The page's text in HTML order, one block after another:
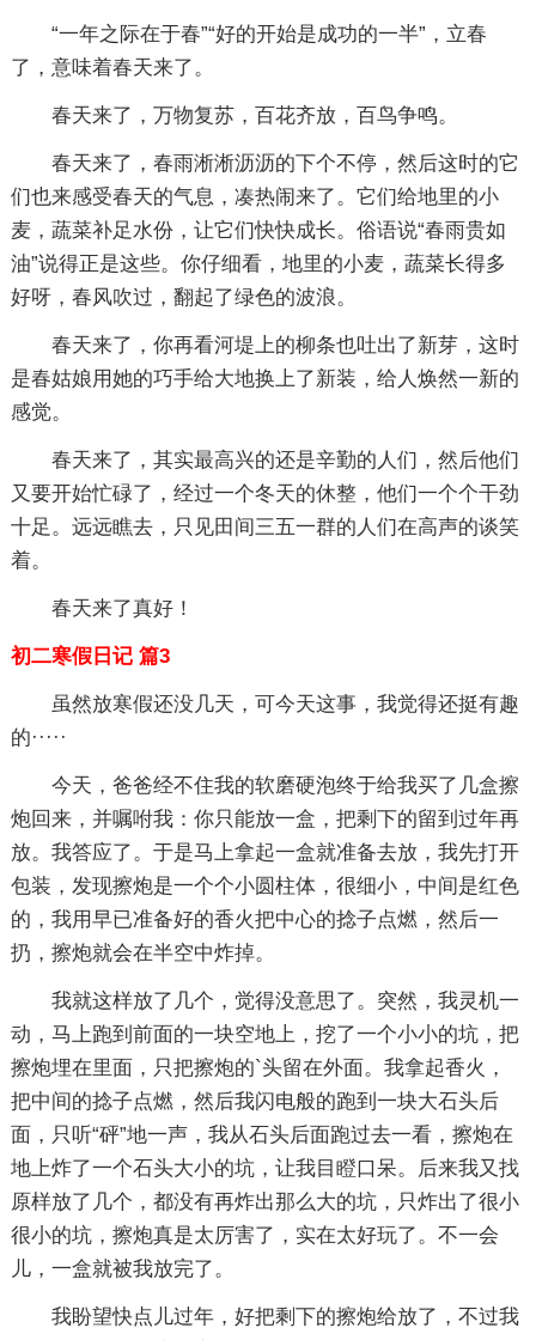
“一年之际在于春”“好的开始是成功的一半”，立春
了，意味着春天来了。
春天来了，万物复苏，百花齐放，百鸟争鸣。
春天来了，春雨淅淅沥沥的下个不停，然后这时的它
们也来感受春天的气息，凑热闹来了。它们给地里的小
麦，蔬菜补足水份，让它们快快成长。俗语说“春雨贵如
油”说得正是这些。你仔细看，地里的小麦，蔬菜长得多
好呀，春风吹过，翻起了绿色的波浪。
春天来了，你再看河堤上的柳条也吐出了新芽，这时
是春姑娘用她的巧手给大地换上了新装，给人焕然一新的
感觉。
春天来了，其实最高兴的还是辛勤的人们，然后他们
又要开始忙碌了，经过一个冬天的休整，他们一个个干劲
十足。远远瞧去，只见田间三五一群的人们在高声的谈笑
着。
春天来了真好！
初二寒假日记 篇3
虽然放寒假还没几天，可今天这事，我觉得还挺有趣
的·····
今天，爸爸经不住我的软磨硬泡终于给我买了几盒擦
炮回来，并嘱咐我：你只能放一盒，把剩下的留到过年再
放。我答应了。于是马上拿起一盒就准备去放，我先打开
包装，发现擦炮是一个个小圆柱体，很细小，中间是红色
的，我用早已准备好的香火把中心的捻子点燃，然后一
扔，擦炮就会在半空中炸掉。
我就这样放了几个，觉得没意思了。突然，我灵机一
动，马上跑到前面的一块空地上，挖了一个小小的坑，把
擦炮埋在里面，只把擦炮的`头留在外面。我拿起香火，
把中间的捻子点燃，然后我闪电般的跑到一块大石头后
面，只听“砰”地一声，我从石头后面跑过去一看，擦炮在
地上炸了一个石头大小的坑，让我目瞪口呆。后来我又找
原样放了几个，都没有再炸出那么大的坑，只炸出了很小
很小的坑，擦炮真是太厉害了，实在太好玩了。不一会
儿，一盒就被我放完了。
我盼望快点儿过年，好把剩下的擦炮给放了，不过我